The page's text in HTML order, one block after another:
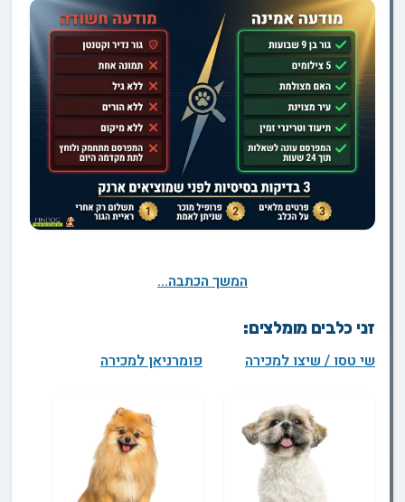
המשך הכתבה...
זני כלבים מומלצים:
שי טסו / שיצו למכירה פומרניאן למכירה